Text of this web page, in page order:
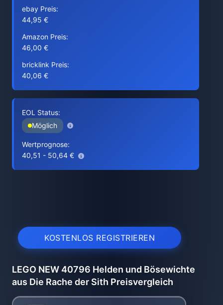
ebay Preis:
44,95 €
Amazon Preis:
46,00 €
bricklink Preis:
40,06 €
EOL Status:
Möglich
Wertprognose:
40,51 - 50,64 €
KOSTENLOS REGISTRIEREN
LEGO NEW 40796 Helden und Bösewichte
aus Die Rache der Sith Preisvergleich